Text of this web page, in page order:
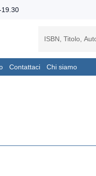
Contattaci Chi siamo